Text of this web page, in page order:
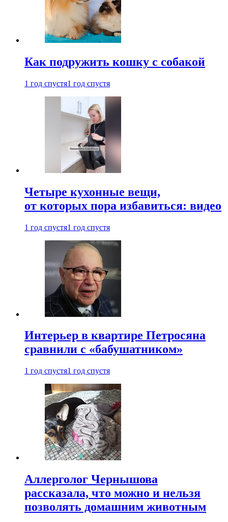
Как подружить кошку с собакой
1 год спустя1 год спустя
Четыре кухонные вещи,
от которых пора избавиться: видео
1 год спустя1 год спустя
Интерьер в квартире Петросяна
сравнили с «бабушатником»
1 год спустя1 год спустя
Аллерголог Чернышова
рассказала, что можно и нельзя
позволять домашним животным